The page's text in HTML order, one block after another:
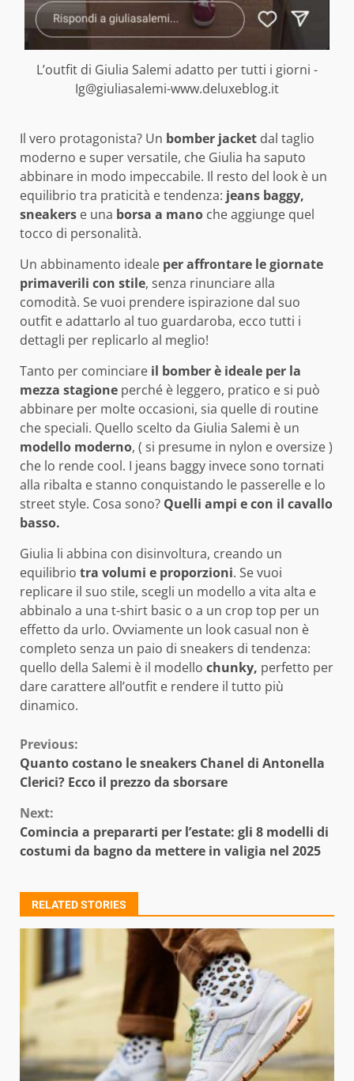
L’outfit di Giulia Salemi adatto per tutti i giorni -
Ig@giuliasalemi-www.deluxeblog.it
Il vero protagonista? Un bomber jacket dal taglio
moderno e super versatile, che Giulia ha saputo
abbinare in modo impeccabile. Il resto del look è un
equilibrio tra praticità e tendenza: jeans baggy,
sneakers e una borsa a mano che aggiunge quel
tocco di personalità.
Un abbinamento ideale per affrontare le giornate
primaverili con stile, senza rinunciare alla
comodità. Se vuoi prendere ispirazione dal suo
outfit e adattarlo al tuo guardaroba, ecco tutti i
dettagli per replicarlo al meglio!
Tanto per cominciare il bomber è ideale per la
mezza stagione perché è leggero, pratico e si può
abbinare per molte occasioni, sia quelle di routine
che speciali. Quello scelto da Giulia Salemi è un
modello moderno, ( si presume in nylon e oversize )
che lo rende cool. I jeans baggy invece sono tornati
alla ribalta e stanno conquistando le passerelle e lo
street style. Cosa sono? Quelli ampi e con il cavallo
basso.
Giulia li abbina con disinvoltura, creando un
equilibrio tra volumi e proporzioni. Se vuoi
replicare il suo stile, scegli un modello a vita alta e
abbinalo a una t-shirt basic o a un crop top per un
effetto da urlo. Ovviamente un look casual non è
completo senza un paio di sneakers di tendenza:
quello della Salemi è il modello chunky, perfetto per
dare carattere all’outfit e rendere il tutto più
dinamico.
Continue
Reading
Previous:
Quanto costano le sneakers Chanel di Antonella
Clerici? Ecco il prezzo da sborsare
Next:
Comincia a prepararti per l’estate: gli 8 modelli di
costumi da bagno da mettere in valigia nel 2025
RELATED STORIES